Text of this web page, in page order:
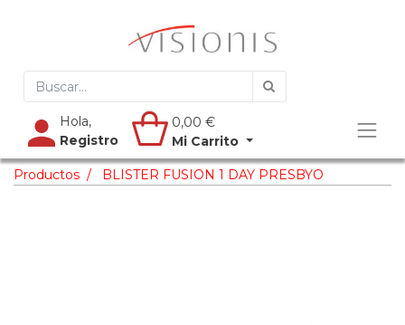
Hola,
Registro
0,00 €
Mi Carrito
Productos BLISTER FUSION 1 DAY PRESBYO